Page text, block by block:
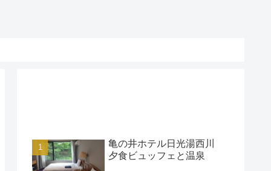
亀の井ホテル日光湯西川
夕食ビュッフェと温泉